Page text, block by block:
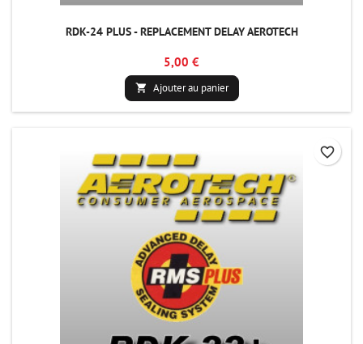
RDK-24 PLUS - REPLACEMENT DELAY AEROTECH
5,00 €
 Ajouter au panier
favorite_border